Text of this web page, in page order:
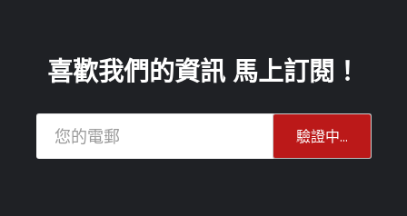
喜歡我們的資訊 馬上訂閱！